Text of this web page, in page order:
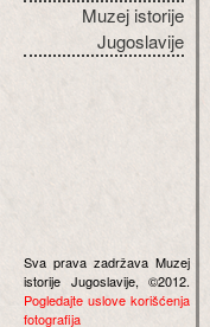
Muzej istorije
Jugoslavije
Sva prava zadržava Muzej
istorije Jugoslavije, ©2012.
Pogledajte uslove korišćenja
fotografija